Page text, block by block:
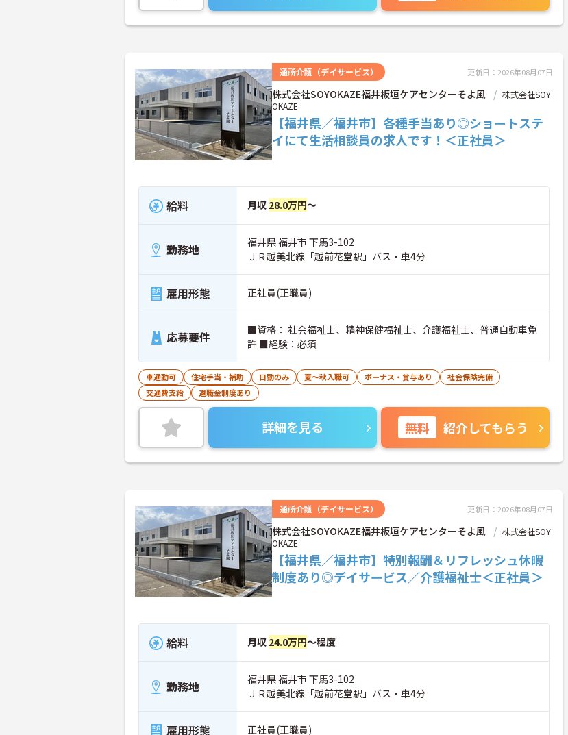
通所介護（デイサービス） 更新日：2026年08月07日
株式会社SOYOKAZE福井板垣ケアセンターそよ風
株式会社SOY
OKAZE
【福井県／福井市】各種手当あり◎ショートステ
イにて生活相談員の求人です！＜正社員＞
給料 月収 28.0万円～
勤務地
福井県 福井市 下馬3-102
ＪＲ越美北線「越前花堂駅」バス・車4分
雇用形態 正社員(正職員)
応募要件
■資格： 社会福祉士、精神保健福祉士、介護福祉士、普通自動車免
許 ■経験：必須
車通勤可 住宅手当・補助 日勤のみ 夏～秋入職可 ボーナス・賞与あり
社会保険完備
交通費支給
退職金制度あり
詳細を見る 無料 紹介してもらう
通所介護（デイサービス） 更新日：2026年08月07日
株式会社SOYOKAZE福井板垣ケアセンターそよ風
株式会社SOY
OKAZE
【福井県／福井市】特別報酬＆リフレッシュ休暇
制度あり◎デイサービス／介護福祉士＜正社員＞
給料 月収 24.0万円～程度
勤務地
福井県 福井市 下馬3-102
ＪＲ越美北線「越前花堂駅」バス・車4分
雇用形態 正社員(正職員)